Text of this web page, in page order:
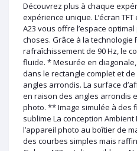
Découvrez plus à chaque
expérience unique. L’écran
A23 vous offre l’espace
choses. Grâce à la technologie
rafraîchissement de 90 Hz, le
fluide. * Mesurée en diagonale,
dans le rectangle complet et
angles arrondis. La surface
en raison des angles arrondis
photo. ** Image simulée à des
sublime La conception Ambient
l’appareil photo au boîtier de
des courbes simples mais